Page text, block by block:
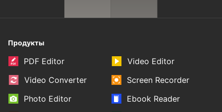
Продукты
PDF Editor
Video Editor
Video Converter
Screen Recorder
Photo Editor
Ebook Reader